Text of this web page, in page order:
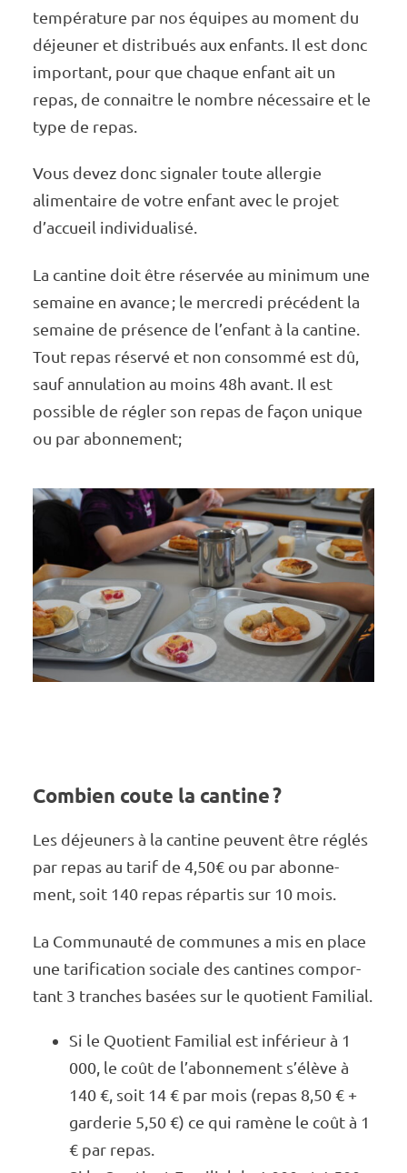
tempé­­­­­­­ra­­­­­­­ture par nos équipes au moment du
déjeu­­­­­­­ner et distri­­­­­­­bués aux enfants. Il est donc
impor­­­­­­­tant, pour que chaque enfant ait un
repas, de connaitre le nombre néces­­­­­­­saire et le
type de repas.
Vous devez donc signa­­­­­­­ler toute aller­­­­­­­gie
alimen­­­­­­­taire de votre enfant avec le projet
d’ac­­­­­­cueil indi­­­­­­­vi­­­­­­­dua­­­­­­­lisé.
La cantine doit être réser­­­­­­­vée au mini­­­­­­­mum une
semaine en avance ; le mercredi précé­dent la
semaine de présence de l’en­­­­­­fant à la cantine.
Tout repas réservé et non consommé est dû,
sauf annu­­­­­­­la­­­­­­­tion au moins 48h avant. Il est
possible de régler son repas de façon unique
ou par abon­­­­­­­ne­­­­­­­ment;
Combien coute la cantine ?
Les déjeu­­­­­­­ners à la cantine peuvent être réglés
par repas au tarif de 4,50€ ou par abon­­­­­­­ne­­­­­­­
ment, soit 140 repas répar­­­­­­­tis sur 10 mois.
La Commu­­­­­­­­nauté de communes a mis en place
une tari­­­­­­­­fi­­­­­­­­ca­­­­­­­­tion sociale des cantines compor­­­­­­­­
tant 3 tranches basées sur le quotient Fami­­­­­­­­­lial.
Si le Quotient Fami­­­­­­­­­lial est infé­­­­­­­­­rieur à 1
000, le coût de l’abon­­­­­­­­ne­­­­­­­­ment s’élève à
140 €, soit 14 € par mois (repas 8,50 € +
garde­­­­­­­­­rie 5,50 €) ce qui ramène le coût à 1
€ par repas.